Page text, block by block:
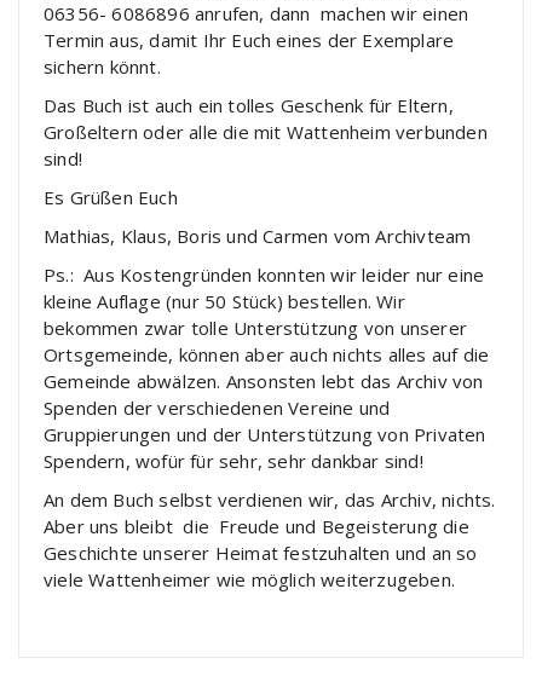
06356- 6086896 anrufen, dann machen wir einen
Termin aus, damit Ihr Euch eines der Exemplare
sichern könnt.
Das Buch ist auch ein tolles Geschenk für Eltern,
Großeltern oder alle die mit Wattenheim verbunden
sind!
Es Grüßen Euch
Mathias, Klaus, Boris und Carmen vom Archivteam
Ps.: Aus Kostengründen konnten wir leider nur eine
kleine Auflage (nur 50 Stück) bestellen. Wir
bekommen zwar tolle Unterstützung von unserer
Ortsgemeinde, können aber auch nichts alles auf die
Gemeinde abwälzen. Ansonsten lebt das Archiv von
Spenden der verschiedenen Vereine und
Gruppierungen und der Unterstützung von Privaten
Spendern, wofür für sehr, sehr dankbar sind!
An dem Buch selbst verdienen wir, das Archiv, nichts.
Aber uns bleibt die Freude und Begeisterung die
Geschichte unserer Heimat festzuhalten und an so
viele Wattenheimer wie möglich weiterzugeben.